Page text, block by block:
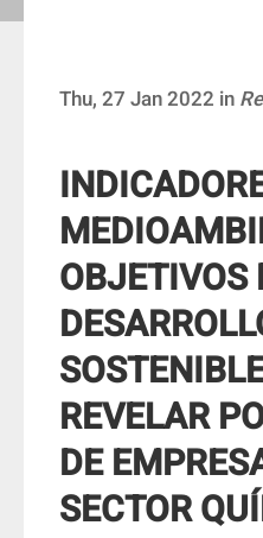
Thu, 27 Jan 2022 in
OBJETIVOS
REVELAR
DE
SECTOR